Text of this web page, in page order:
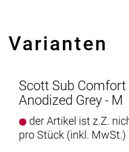
Felgen: Cross X14, 32h
Vorderradnabe:
Speichen: Pillar Steel
Bereifung hinten:
Schutzbleche: Curana
Steuersatz: GW semi
Lenker: HL NR-AL-16
Varianten
Scott Sub Comfort
Anodized Grey - M
der Artikel ist z.Z.
pro Stück (inkl. MwSt.)